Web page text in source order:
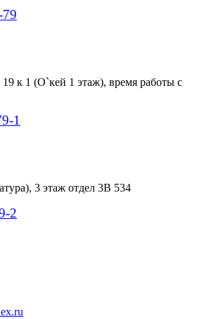
к 1 (О`кей 1 этаж), время работы с
1
3 этаж отдел 3В 534
2